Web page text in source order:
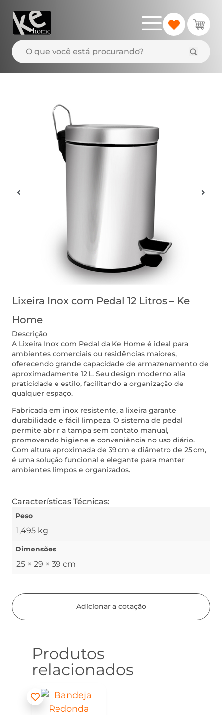
Lixeira Inox com Pedal 12 Litros – Ke
Home
Descrição
A Lixeira Inox com Pedal da Ke Home é ideal para
ambientes comerciais ou residências maiores,
oferecendo grande capacidade de armazenamento de
aproximadamente 12 L. Seu design moderno alia
praticidade e estilo, facilitando a organização de
qualquer espaço.
Fabricada em inox resistente, a lixeira garante
durabilidade e fácil limpeza. O sistema de pedal
permite abrir a tampa sem contato manual,
promovendo higiene e conveniência no uso diário.
Com altura aproximada de 39 cm e diâmetro de 25 cm,
é uma solução funcional e elegante para manter
ambientes limpos e organizados.
Características Técnicas:
Peso
1,495 kg
Dimensões
25 × 29 × 39 cm
Adicionar a cotação
Produtos
relacionados